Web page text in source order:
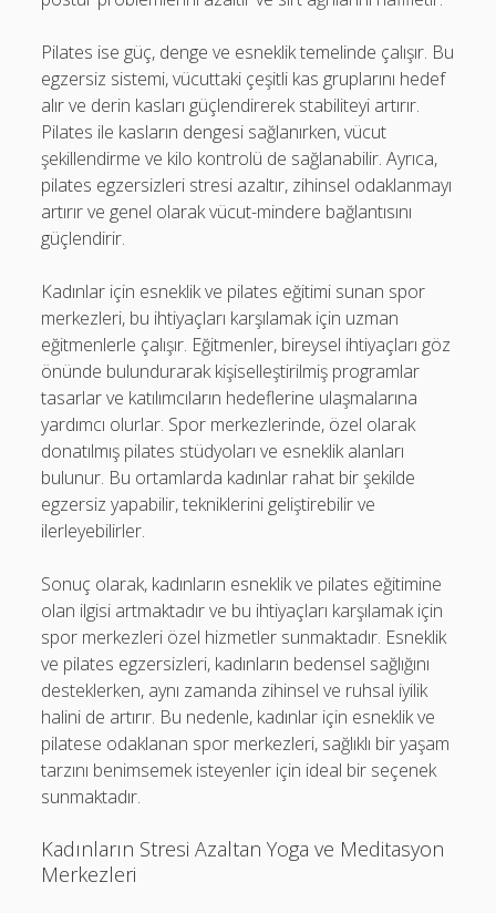
Pilates ise güç, denge ve esneklik temelinde çalışır. Bu
egzersiz sistemi, vücuttaki çeşitli kas gruplarını hedef
alır ve derin kasları güçlendirerek stabiliteyi artırır.
Pilates ile kasların dengesi sağlanırken, vücut
şekillendirme ve kilo kontrolü de sağlanabilir. Ayrıca,
pilates egzersizleri stresi azaltır, zihinsel odaklanmayı
artırır ve genel olarak vücut-mindere bağlantısını
güçlendirir.
Kadınlar için esneklik ve pilates eğitimi sunan spor
merkezleri, bu ihtiyaçları karşılamak için uzman
eğitmenlerle çalışır. Eğitmenler, bireysel ihtiyaçları göz
önünde bulundurarak kişiselleştirilmiş programlar
tasarlar ve katılımcıların hedeflerine ulaşmalarına
yardımcı olurlar. Spor merkezlerinde, özel olarak
donatılmış pilates stüdyoları ve esneklik alanları
bulunur. Bu ortamlarda kadınlar rahat bir şekilde
egzersiz yapabilir, tekniklerini geliştirebilir ve
ilerleyebilirler.
Sonuç olarak, kadınların esneklik ve pilates eğitimine
olan ilgisi artmaktadır ve bu ihtiyaçları karşılamak için
spor merkezleri özel hizmetler sunmaktadır. Esneklik
ve pilates egzersizleri, kadınların bedensel sağlığını
desteklerken, aynı zamanda zihinsel ve ruhsal iyilik
halini de artırır. Bu nedenle, kadınlar için esneklik ve
pilatese odaklanan spor merkezleri, sağlıklı bir yaşam
tarzını benimsemek isteyenler için ideal bir seçenek
sunmaktadır.
Kadınların Stresi Azaltan Yoga ve Meditasyon
Merkezleri